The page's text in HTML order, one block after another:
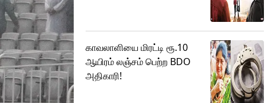
காவலாளியை மிரட்டி ரூ.10
ஆயிரம் லஞ்சம் பெற்ற BDO
அதிகாரி!